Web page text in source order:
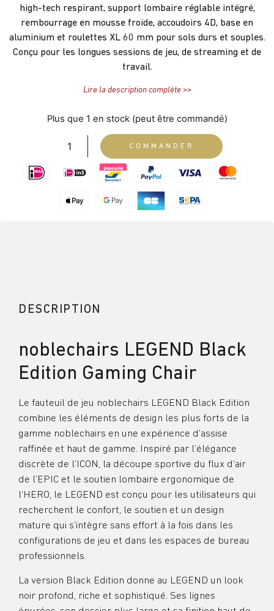
high-tech respirant, support lombaire réglable intégré,
rembourrage en mousse froide, accoudoirs 4D, base en
aluminium et roulettes XL 60 mm pour sols durs et souples.
Conçu pour les longues sessions de jeu, de streaming et de
travail.
Lire la description complète >>
Plus que 1 en stock (peut être commandé)
COMMANDER
DESCRIPTION
noblechairs LEGEND Black
Edition Gaming Chair
Le fauteuil de jeu noblechairs LEGEND Black Edition
combine les éléments de design les plus forts de la
gamme noblechairs en une expérience d’assise
raffinée et haut de gamme. Inspiré par l’élégance
discrète de l’ICON, la découpe sportive du flux d’air
de l’EPIC et le soutien lombaire ergonomique de
l’HERO, le LEGEND est conçu pour les utilisateurs qui
recherchent le confort, le soutien et un design
mature qui s’intègre sans effort à la fois dans les
configurations de jeu et dans les espaces de bureau
professionnels.
La version Black Edition donne au LEGEND un look
noir profond, riche et sophistiqué. Ses lignes